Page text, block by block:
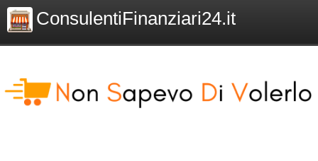
ConsulentiFinanziari24.it